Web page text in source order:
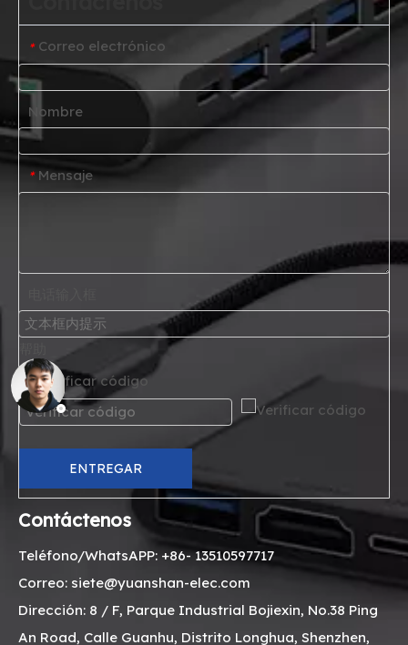
* Correo electrónico
Nombre
* Mensaje
* Verificar código
ENTREGAR
Contáctenos
Teléfono/WhatsAPP: +86- 13510597717
Correo: siete@yuanshan-elec.com
Dirección: 8 / F, Parque Industrial Bojiexin, No.38 Ping
An Road, Calle Guanhu, Distrito Longhua, Shenzhen,